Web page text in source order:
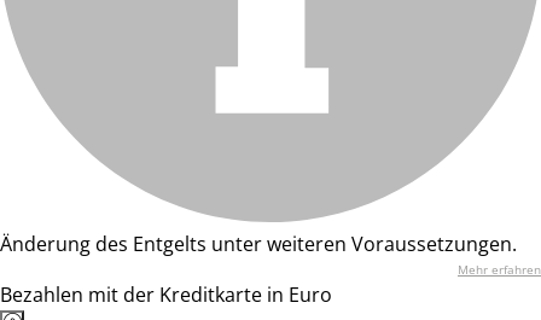
Änderung des Entgelts unter weiteren Voraussetzungen.
Mehr erfahren
Bezahlen mit der Kreditkarte in Euro